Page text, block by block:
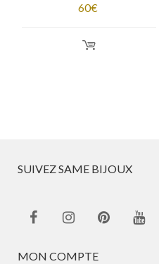
60€
SUIVEZ SAME BIJOUX
MON COMPTE